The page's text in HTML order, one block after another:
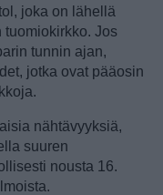
joka on lähellä
Jos
tunnin ajan,
jotka ovat pääosin
nähtävyyksiä,
suuren
nousta 16.